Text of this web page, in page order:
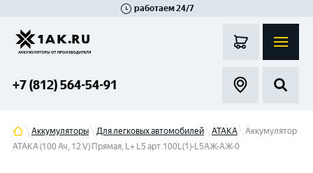
работаем 24/7
+7 (812) 564-54-91
Аккумуляторы Для легковых автомобилей АТАКА
Аккумулятор
АТАКА (100 Ач, 12 V) Прямая, L+ L5 арт.100L(1)-L5АЖ-АЖ-0
Гатчина